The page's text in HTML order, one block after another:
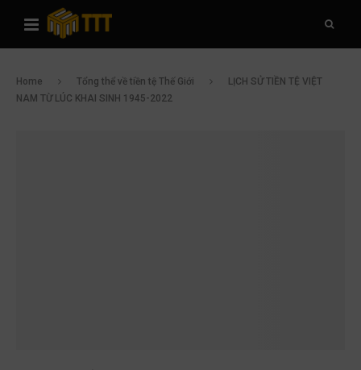
Home Tổng thể về tiền tệ Thế Giới
LỊCH SỬ TIỀN TỆ VIỆT
NAM TỪ LÚC KHAI SINH 1945-2022